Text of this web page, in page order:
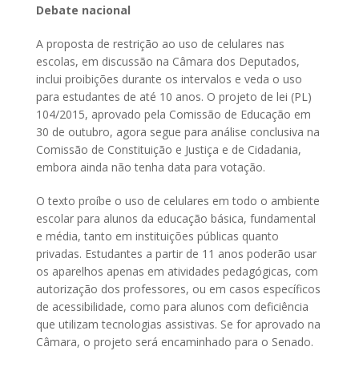
Debate nacional
A proposta de restrição ao uso de celulares nas
escolas, em discussão na Câmara dos Deputados,
inclui proibições durante os intervalos e veda o uso
para estudantes de até 10 anos. O projeto de lei (PL)
104/2015, aprovado pela Comissão de Educação em
30 de outubro, agora segue para análise conclusiva na
Comissão de Constituição e Justiça e de Cidadania,
embora ainda não tenha data para votação.
O texto proíbe o uso de celulares em todo o ambiente
escolar para alunos da educação básica, fundamental
e média, tanto em instituições públicas quanto
privadas. Estudantes a partir de 11 anos poderão usar
os aparelhos apenas em atividades pedagógicas, com
autorização dos professores, ou em casos específicos
de acessibilidade, como para alunos com deficiência
que utilizam tecnologias assistivas. Se for aprovado na
Câmara, o projeto será encaminhado para o Senado.